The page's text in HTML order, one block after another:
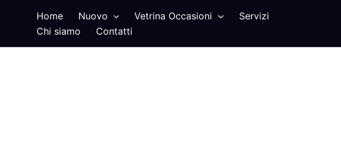
Home Nuovo Vetrina Occasioni
Servizi
Chi siamo
Contatti